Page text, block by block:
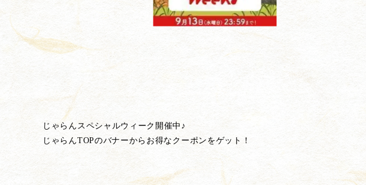
じゃらんスペシャルウィーク開催中♪
じゃらんTOPのバナーからお得なクーポンをゲット！